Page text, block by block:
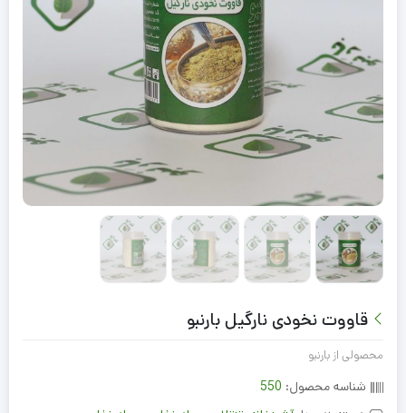
قاووت نخودی نارگیل بارنبو
محصولی از بارنبو
شناسه محصول: 550